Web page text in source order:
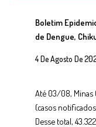
Boletim
de Dengue,
4 De Agosto De
Até 03/08, Minas
(casos
Desse total,